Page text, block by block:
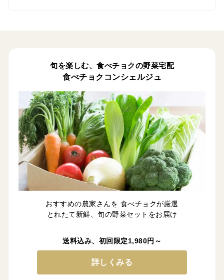
旬を楽しむ、食べチョクの野菜宅配
食べチョクコンシェルジュ
おすすめの農家さんを 食べチョクが厳選
とれたて新鮮、旬の野菜セットをお届け
送料込み、初回限定1,980円～
詳しくみる